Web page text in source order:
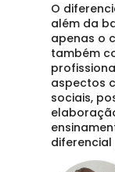
O
além da
apenas o
também
aspectos
sociais,
diferencial